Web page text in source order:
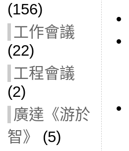
(156)
工作會議
(22)
工程會議
(2)
廣達《游於
智》
(5)